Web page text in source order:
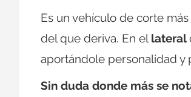
Es un vehículo de corte
del que deriva. En el lateral
aportándole personalidad y
Sin duda donde más se